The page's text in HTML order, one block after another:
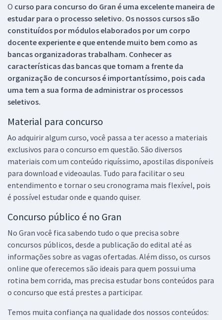
O curso para concurso do Gran é uma excelente maneira de
estudar para o processo seletivo. Os nossos cursos são
constituídos por módulos elaborados por um corpo
docente experiente e que entende muito bem como as
bancas organizadoras trabalham. Conhecer as
características das bancas que tomam a frente da
organização de concursos é importantíssimo, pois cada
uma tem a sua forma de administrar os processos
seletivos.
Material para concurso
Ao adquirir algum curso, você passa a ter acesso a materiais
exclusivos para o concurso em questão. São diversos
materiais com um conteúdo riquíssimo, apostilas disponíveis
para download e videoaulas. Tudo para facilitar o seu
entendimento e tornar o seu cronograma mais flexível, pois
é possível estudar onde e quando quiser.
Concurso público é no Gran
No Gran você fica sabendo tudo o que precisa sobre
concursos públicos, desde a publicação do edital até as
informações sobre as vagas ofertadas. Além disso, os cursos
online que oferecemos são ideais para quem possui uma
rotina bem corrida, mas precisa estudar bons conteúdos para
o concurso que está prestes a participar.
Temos muita confiança na qualidade dos nossos conteúdos: